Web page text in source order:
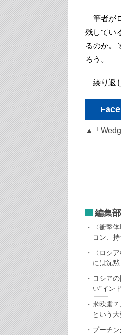
筆者が
残してい
るのか。
ろう。
繰り返
▲「
編集
〈衝撃
コン、
〈ロシ
には沈
ロシア
い”イン
米欧露
という大
プーチ